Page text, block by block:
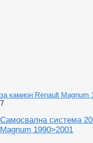
за камион Renault Magnum
7
Самосвална система
Magnum 1990>2001